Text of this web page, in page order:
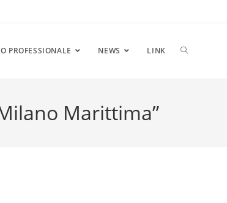
PROFESSIONALE NEWS LINK ATTIVA/
Marittima”